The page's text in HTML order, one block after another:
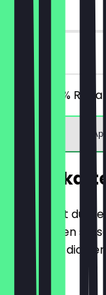
30 Tage
vor Ort
Erhalte 30%
Speisekarte
Hier findest du
aktualisieren sie
weißt, was dich
Frühstück